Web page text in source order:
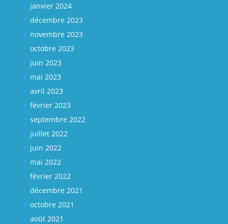
janvier 2024
décembre 2023
novembre 2023
octobre 2023
juin 2023
mai 2023
avril 2023
février 2023
septembre 2022
juillet 2022
juin 2022
mai 2022
février 2022
décembre 2021
octobre 2021
août 2021